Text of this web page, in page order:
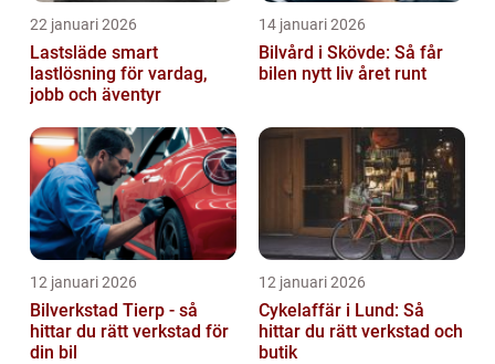
22 januari 2026
Lastsläde smart
lastlösning för vardag,
jobb och äventyr
14 januari 2026
Bilvård i Skövde: Så får
bilen nytt liv året runt
12 januari 2026
Bilverkstad Tierp - så
hittar du rätt verkstad för
din bil
12 januari 2026
Cykelaffär i Lund: Så
hittar du rätt verkstad och
butik